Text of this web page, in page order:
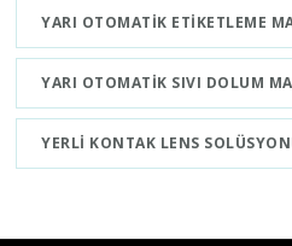
YARI OTOMATIK ETIKETLEME
YARI OTOMATIK SIVI DOLUM
YERLI KONTAK LENS